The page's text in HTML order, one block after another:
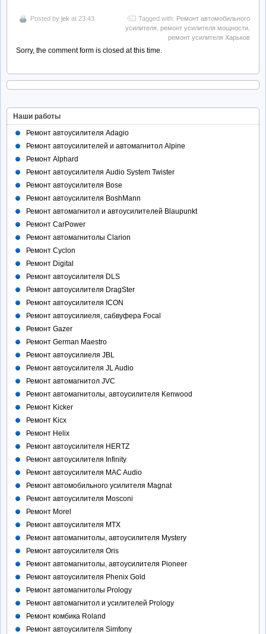
Posted by jek at 23:43 Tagged with: Ремонт автомобильного
усилителя ремонт усилителя мощности
ремонт усилителя Харьков
Sorry, the comment form is closed at this time.
Наши работы
Ремонт автоусилителя Adagio
Ремонт автоусилителей и автомагнитол Alpine
Ремонт Alphard
Ремонт автоусилителя Audio System Twister
Ремонт автоусилителя Bose
Ремонт автоусилителя BoshMann
Ремонт автомагнитол и автоусилителей Blaupunkt
Ремонт CarPower
Ремонт автомагнитолы Clarion
Ремонт Cyclon
Ремонт Digital
Ремонт автоусилителя DLS
Ремонт автоусилителя DragSter
Ремонт автоусилителя ICON
Ремонт автоусилиеля, сабвуфера Focal
Ремонт Gazer
Ремонт German Maestro
Ремонт автоусилиеля JBL
Ремонт автоусилителя JL Audio
Ремонт автомагнитол JVC
Ремонт автомагнитолы, автоусилителя Kenwood
Ремонт Kicker
Ремонт Kicx
Ремонт Helix
Ремонт автоусилителя HERTZ
Ремонт автоусилителя Infinity
Ремонт автоусилителя MAC Audio
Ремонт автомобильного усилителя Magnat
Ремонт автоусилителя Mosconi
Ремонт Morel
Ремонт автоусилителя MTX
Ремонт автомагнитолы, автоусилителя Mystery
Ремонт автоусилителя Oris
Ремонт автомагнитолы, автоусилителя Pioneer
Ремонт автоусилителя Phenix Gold
Ремонт автомагнитолы Prology
Ремонт автомагнитол и усилителей Prology
Ремонт комбика Roland
Ремонт автоусилителя Simfony